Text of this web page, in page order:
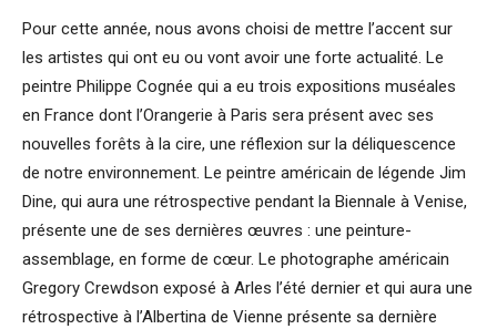
Pour cette année, nous avons choisi de mettre l’accent sur
les artistes qui ont eu ou vont avoir une forte actualité. Le
peintre Philippe Cognée qui a eu trois expositions muséales
en France dont l’Orangerie à Paris sera présent avec ses
nouvelles forêts à la cire, une réflexion sur la déliquescence
de notre environnement. Le peintre américain de légende Jim
Dine, qui aura une rétrospective pendant la Biennale à Venise,
présente une de ses dernières œuvres : une peinture-
assemblage, en forme de cœur. Le photographe américain
Gregory Crewdson exposé à Arles l’été dernier et qui aura une
rétrospective à l’Albertina de Vienne présente sa dernière